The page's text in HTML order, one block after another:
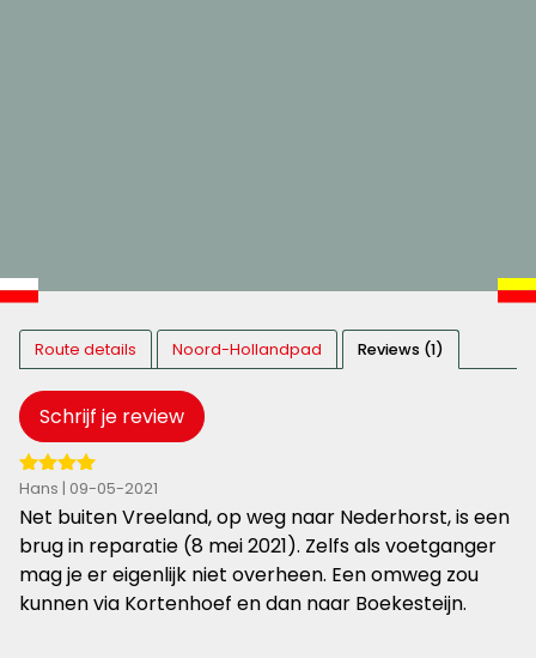
Route details Noord-Hollandpad Reviews (1)
Schrijf je review
4
van
de
5
sterren
Hans | 09-05-2021
Net buiten Vreeland, op weg naar Nederhorst, is een
brug in reparatie (8 mei 2021). Zelfs als voetganger
mag je er eigenlijk niet overheen. Een omweg zou
kunnen via Kortenhoef en dan naar Boekesteijn.